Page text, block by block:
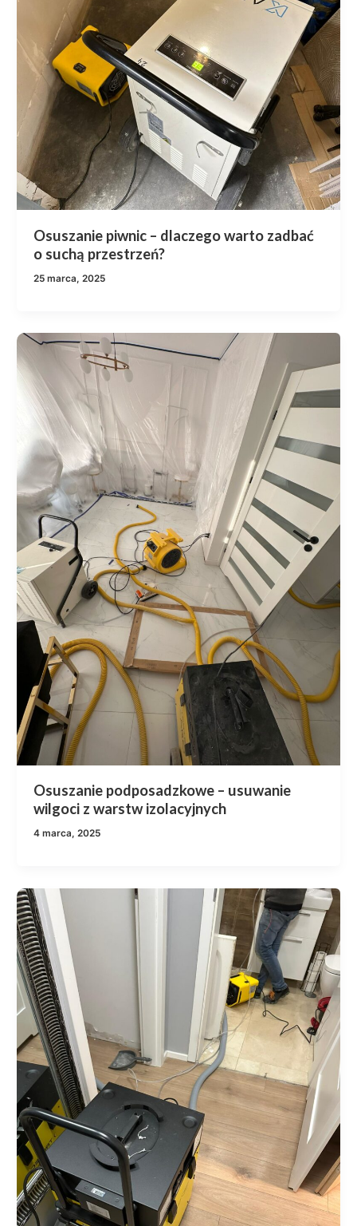
Osuszanie piwnic – dlaczego warto zadbać
o suchą przestrzeń?
25 marca, 2025
Osuszanie podposadzkowe – usuwanie
wilgoci z warstw izolacyjnych
4 marca, 2025